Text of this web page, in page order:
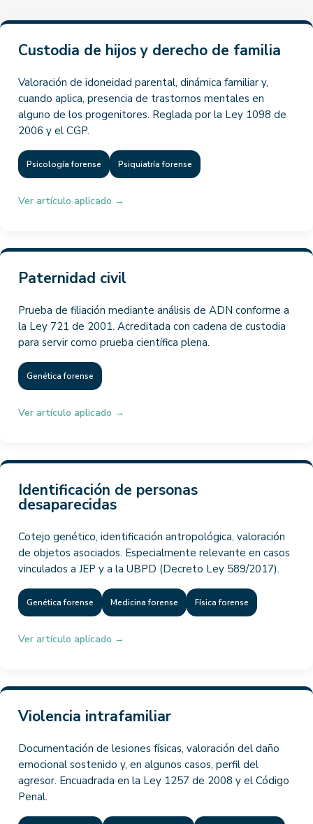
Custodia de hijos y derecho de familia
Valoración de idoneidad parental, dinámica familiar y,
cuando aplica, presencia de trastornos mentales en
alguno de los progenitores. Reglada por la Ley 1098 de
2006 y el CGP.
Psicología forense Psiquiatría forense
Ver artículo aplicado →
Paternidad civil
Prueba de filiación mediante análisis de ADN conforme a
la Ley 721 de 2001. Acreditada con cadena de custodia
para servir como prueba científica plena.
Genética forense
Ver artículo aplicado →
Identificación de personas
desaparecidas
Cotejo genético, identificación antropológica, valoración
de objetos asociados. Especialmente relevante en casos
vinculados a JEP y a la UBPD (Decreto Ley 589/2017).
Genética forense Medicina forense Física forense
Ver artículo aplicado →
Violencia intrafamiliar
Documentación de lesiones físicas, valoración del daño
emocional sostenido y, en algunos casos, perfil del
agresor. Encuadrada en la Ley 1257 de 2008 y el Código
Penal.